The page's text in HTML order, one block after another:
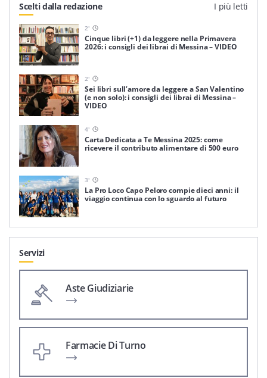
Scelti dalla redazione I più letti
2'
Cinque libri (+1) da leggere nella Primavera
2026: i consigli dei librai di Messina – VIDEO
2'
Sei libri sull’amore da leggere a San Valentino
(e non solo): i consigli dei librai di Messina –
VIDEO
4'
Carta Dedicata a Te Messina 2025: come
ricevere il contributo alimentare di 500 euro
3'
La Pro Loco Capo Peloro compie dieci anni: il
viaggio continua con lo sguardo al futuro
Servizi
Aste Giudiziarie
Farmacie Di Turno